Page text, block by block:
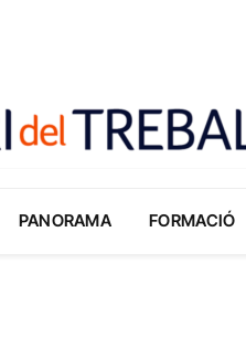
PANORAMA FORMACIÓ